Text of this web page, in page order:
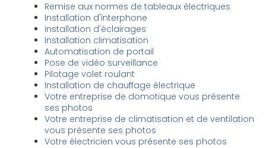
Remise aux normes de tableaux électriques
Installation d'interphone
installation d'éclairages
Installation climatisation
Automatisation de portail
Pose de vidéo surveillance
Pilotage volet roulant
Installation de chauffage électrique
Votre entreprise de domotique vous présente
ses photos
Votre entreprise de climatisation et de ventilation
vous présente ses photos
Votre électricien vous présente ses photos